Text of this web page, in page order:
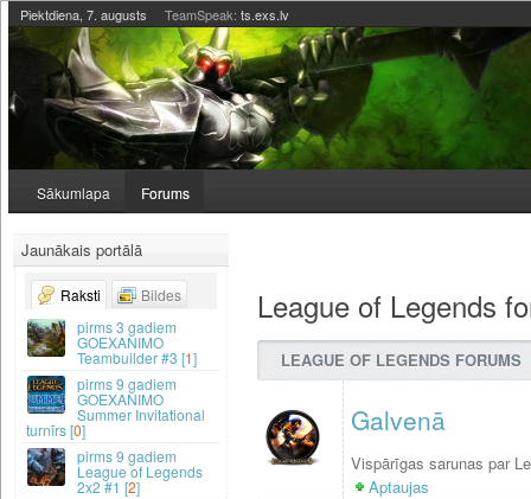
Piektdiena, 7. augusts TeamSpeak: ts.exs.lv
Sākumlapa Forums
League of Legends
LEAGUE OF LEGENDS FORUMS
Galvenā
Vispārīgas sarunas par
Aptaujas
Jaunākais portālā
Raksti
Bildes
3 gadiem
GOEXANIMO
Teambuilder #3 [1]
9 gadiem
GOEXANIMO
Summer Invitational
turnīrs [0]
9 gadiem
League of Legends
2x2 #1 [2]